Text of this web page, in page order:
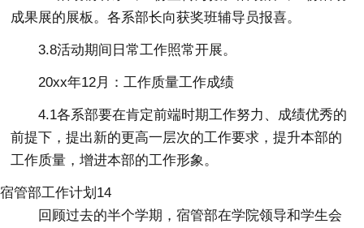
成果展的展板。各系部长向获奖班辅导员报喜。
3.8活动期间日常工作照常开展。
20xx年12月：工作质量工作成绩
4.1各系部要在肯定前端时期工作努力、成绩优秀的
前提下，提出新的更高一层次的工作要求，提升本部的
工作质量，增进本部的工作形象。
宿管部工作计划14
回顾过去的半个学期，宿管部在学院领导和学生会